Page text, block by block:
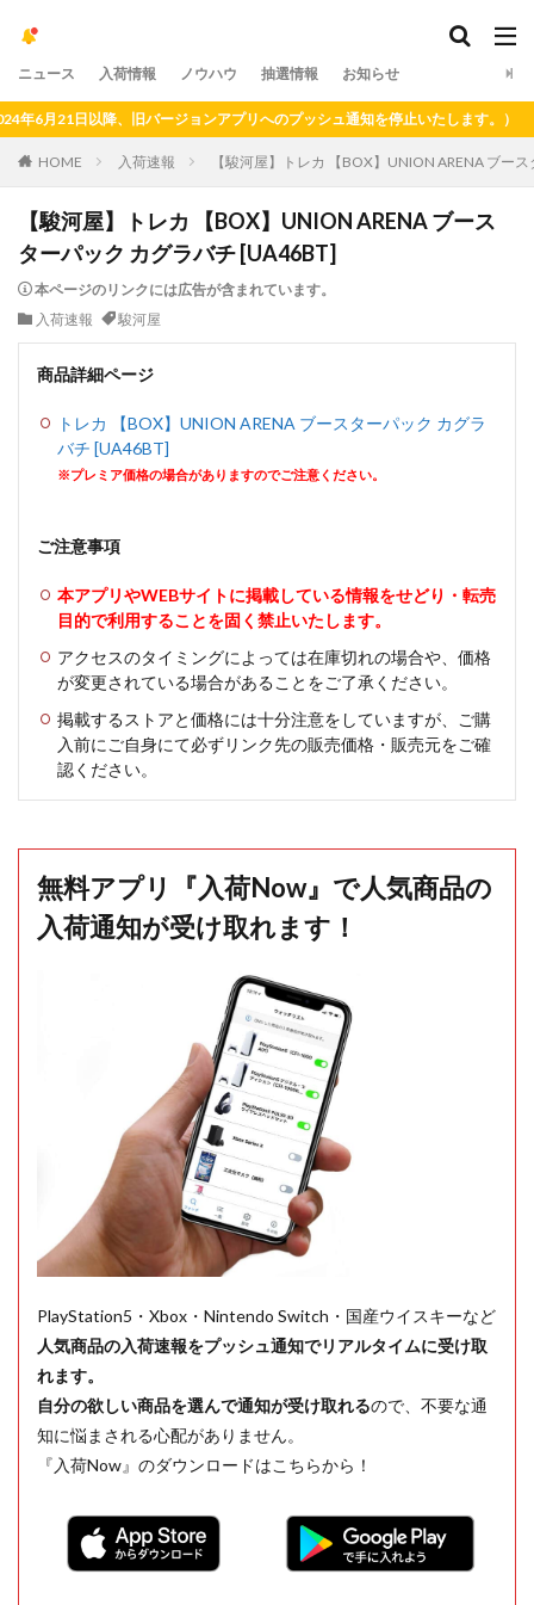
ニュース 入荷情報 ノウハウ 抽選情報 お知らせ
日以降、旧バージョンアプリへのプッシュ通知を停止いたします。）
HOME 入荷速報 【駿河屋】トレカ 【BOX】UNION ARENA ブー
【駿河屋】トレカ 【BOX】UNION ARENA ブース
ターパック カグラバチ [UA46BT]
本ページのリンクには広告が含まれています。
入荷速報
駿河屋
商品詳細ページ
トレカ 【BOX】UNION ARENA ブースターパック カグラ
バチ [UA46BT]
※プレミア価格の場合がありますのでご注意ください。
ご注意事項
本アプリやWEBサイトに掲載している情報をせどり・転売
目的で利用することを固く禁止いたします。
アクセスのタイミングによっては在庫切れの場合や、価格
が変更されている場合があることをご了承ください。
掲載するストアと価格には十分注意をしていますが、ご購
入前にご自身にて必ずリンク先の販売価格・販売元をご確
認ください。
無料アプリ『入荷Now』で人気商品の
入荷通知が受け取れます！
PlayStation5・Xbox・Nintendo Switch・国産ウイスキーなど
人気商品の入荷速報をプッシュ通知でリアルタイムに受け取
れます。
自分の欲しい商品を選んで通知が受け取れるので、不要な通
知に悩まされる心配がありません。
『入荷Now』のダウンロードはこちらから！